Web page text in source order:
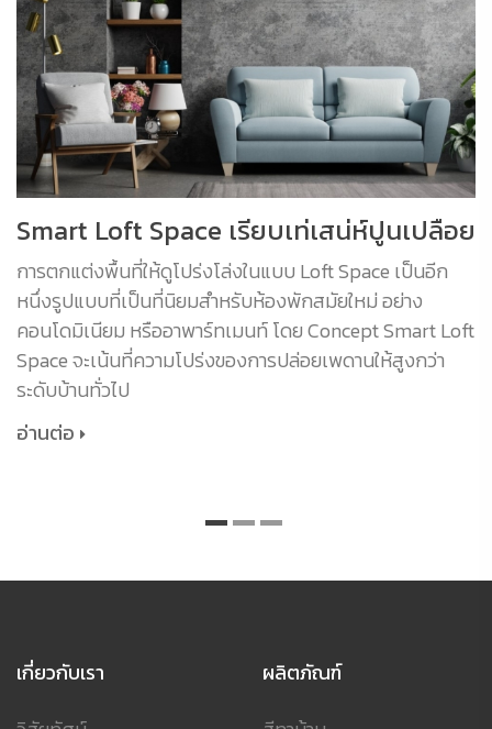
Smart Loft Space เรียบเท่เสน่ห์ปูนเปลือย
การตกแต่งพื้นที่ให้ดูโปร่งโล่งในแบบ Loft Space เป็นอีก
หนึ่งรูปแบบที่เป็นที่นิยมสำหรับห้องพักสมัยใหม่ อย่าง
คอนโดมิเนียม หรืออาพาร์ทเมนท์ โดย Concept Smart Loft
Space จะเน้นที่ความโปร่งของการปล่อยเพดานให้สูงกว่า
ระดับบ้านทั่วไป
อ่านต่อ
เกี่ยวกับเรา
ผลิตภัณฑ์